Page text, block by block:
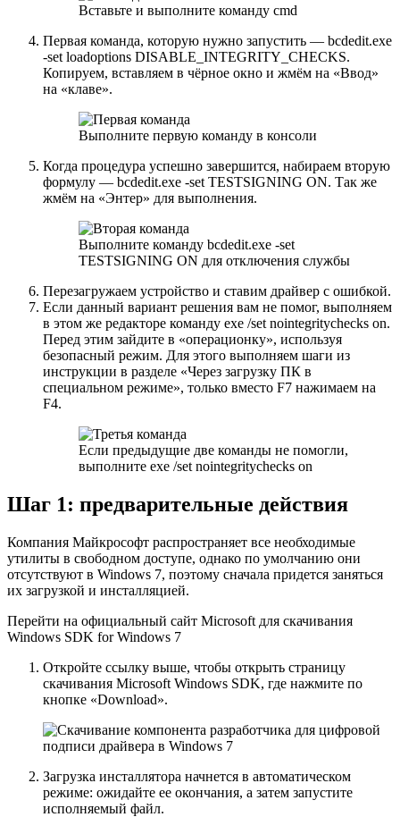
Вставьте и выполните команду cmd
Первая команда, которую нужно запустить — bcdedit.exe
-set loadoptions DISABLE_INTEGRITY_CHECKS.
Копируем, вставляем в чёрное окно и жмём на «Ввод»
на «клаве».
Выполните первую команду в консоли
Когда процедура успешно завершится, набираем вторую
формулу — bcdedit.exe -set TESTSIGNING ON. Так же
жмём на «Энтер» для выполнения.
Выполните команду bcdedit.exe -set
TESTSIGNING ON для отключения службы
Перезагружаем устройство и ставим драйвер с ошибкой.
Если данный вариант решения вам не помог, выполняем
в этом же редакторе команду exe /set nointegritychecks on.
Перед этим зайдите в «операционку», используя
безопасный режим. Для этого выполняем шаги из
инструкции в разделе «Через загрузку ПК в
специальном режиме», только вместо F7 нажимаем на
F4.
Если предыдущие две команды не помогли,
выполните exe /set nointegritychecks on
Шаг 1: предварительные действия
Компания Майкрософт распространяет все необходимые
утилиты в свободном доступе, однако по умолчанию они
отсутствуют в Windows 7, поэтому сначала придется заняться
их загрузкой и инсталляцией.
Перейти на официальный сайт Microsoft для скачивания
Windows SDK for Windows 7
Откройте ссылку выше, чтобы открыть страницу
скачивания Microsoft Windows SDK, где нажмите по
кнопке «Download».
Загрузка инсталлятора начнется в автоматическом
режиме: ожидайте ее окончания, а затем запустите
исполняемый файл.